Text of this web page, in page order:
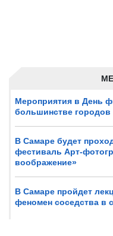
Мероприятия в День
большинстве
В Самаре будет
фестиваль Арт-
воображение»
В Самаре пройдет
феномен соседства в